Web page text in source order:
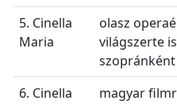
5. Cinella
Maria
olasz
világszerte
6. Cinella
magyar